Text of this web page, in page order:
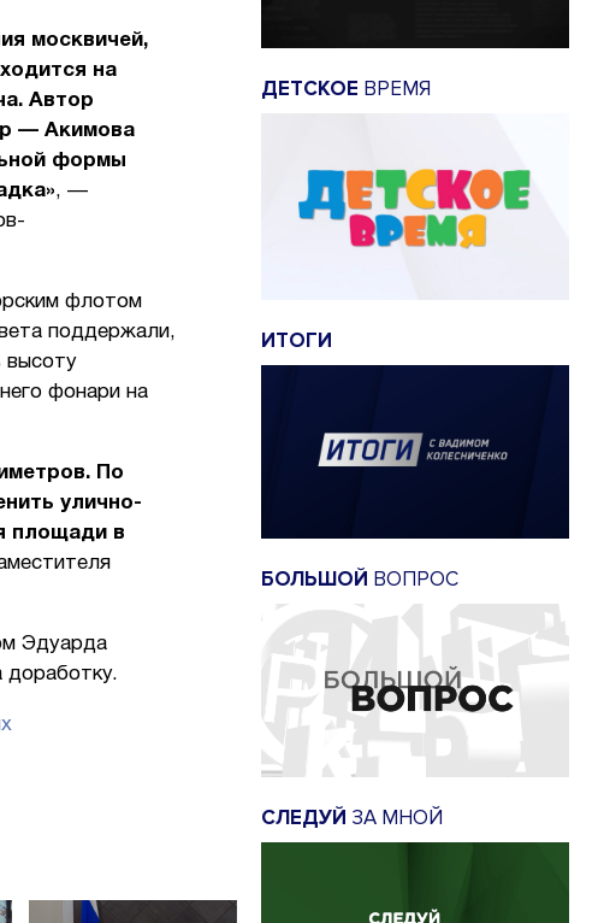
москвичей,
на
Автор
— Акимова
формы
, —
флотом
поддержали,
высоту
фонари на
По
улично-
площади в
Эдуарда
доработку.
ДЕТСКОЕ ВРЕМЯ
ИТОГИ
БОЛЬШОЙ ВОПРОС
СЛЕДУЙ ЗА МНОЙ